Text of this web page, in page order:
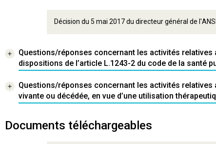
Décision du 5 mai 2017 du directeur général de
Questions/réponses concernant les activités
dispositions de l’article L.1243-2 du code de la santé
Questions/réponses concernant les activités
vivante ou décédée, en vue d’une utilisation
Documents téléchargeables